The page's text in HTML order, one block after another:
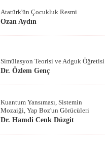
Atatürk'ün Çocukluk Resmi
Ozan Aydın
Simülasyon Teorisi ve Adguk Öğretisi
Dr. Özlem Genç
Kuantum Yansıması, Sistemin
Mozaiği, Yap Boz'un Görücüleri
Dr. Hamdi Cenk Düzgit